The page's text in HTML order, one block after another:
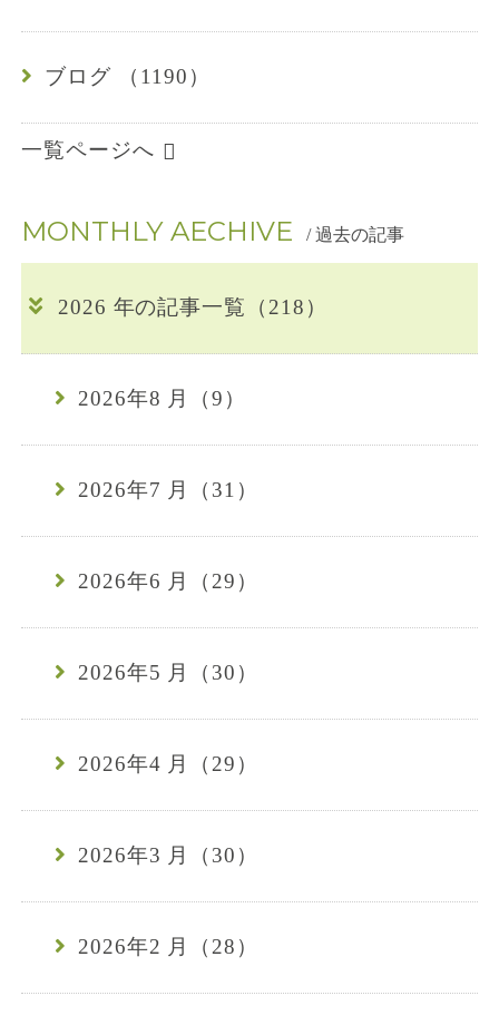
7
ブログ （1190）
一覧ページへ
MONTHLY AECHIVE / 過去の記事
2026 年の記事一覧（218）
2026年8 月（9）
2026年7 月（31）
2026年6 月（29）
2026年5 月（30）
2026年4 月（29）
2026年3 月（30）
2026年2 月（28）